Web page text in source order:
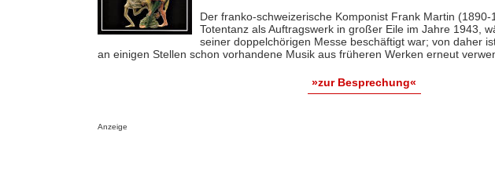
Der franko-schweizerische Komponist Frank Martin
Totentanz als Auftragswerk in großer Eile im Jahre 1943,
seiner doppelchörigen Messe beschäftigt war; von daher
an einigen Stellen schon vorhandene Musik aus früheren Werken erneut
»zur Besprechung«
Anzeige